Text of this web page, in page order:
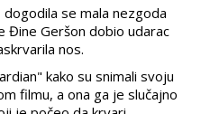
se mala nezgoda
Đine Geršon dobio udarac
nos.
kako su snimali svoju
filmu, a ona ga je slučajno